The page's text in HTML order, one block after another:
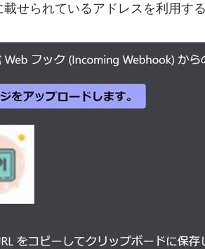
載せられているアドレスを利用す